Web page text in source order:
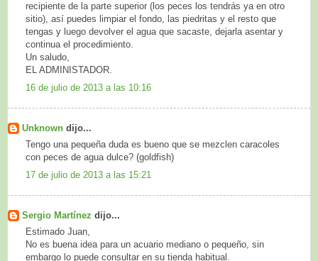
recipiente de la parte superior (los peces los tendrás ya en otro
sitio), así puedes limpiar el fondo, las piedritas y el resto que
tengas y luego devolver el agua que sacaste, dejarla asentar y
continua el procedimiento.
Un saludo,
EL ADMINISTADOR.
16 de julio de 2013 a las 10:16
Unknown dijo...
Tengo una pequeña duda es bueno que se mezclen caracoles
con peces de agua dulce? (goldfish)
17 de julio de 2013 a las 15:21
Sergio Martínez dijo...
Estimado Juan,
No es buena idea para un acuario mediano o pequeño, sin
embargo lo puede consultar en su tienda habitual.